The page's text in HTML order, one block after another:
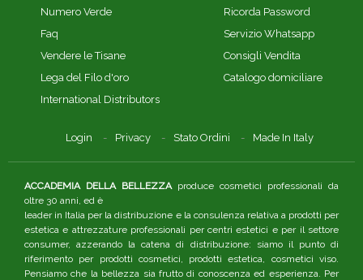
Numero Verde
Faq
Vendere le Tisane
Lega del Filo d'oro
International Distributors
Ricorda Password
Servizio Whatsapp
Consigli Vendita
Catalogo domiciliare
Login Privacy Stato Ordini Made In Italy
ACCADEMIA DELLA BELLEZZAproduce cosmetici professionali da
oltre 30 anni, ed è
leader in Italia per la distribuzione e la consulenza relativa a prodotti per
estetica e attrezzature professionali per centri estetici e per il settore
consumer, azzerando la catena di distribuzione: siamo il punto di
riferimento per prodotti cosmetici, prodotti estetica, cosmetici viso.
Pensiamo che la bellezza sia frutto di conoscenza ed esperienza. Per